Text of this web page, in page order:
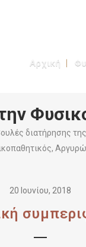
Αρχική
διατήρησης
20 Ιουνίου, 2018